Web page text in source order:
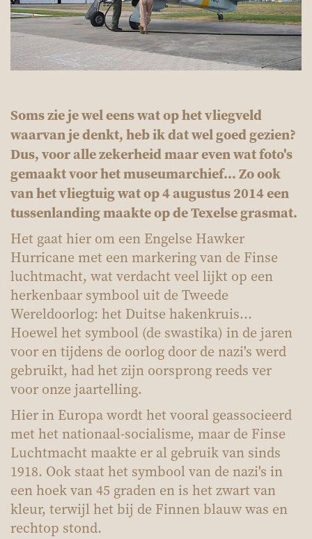
Soms zie je wel eens wat op het vliegveld
waarvan je denkt, heb ik dat wel goed gezien?
Dus, voor alle zekerheid maar even wat foto's
gemaakt voor het museumarchief... Zo ook
van het vliegtuig wat op 4 augustus 2014 een
tussenlanding maakte op de Texelse grasmat.
Het gaat hier om een Engelse Hawker
Hurricane met een markering van de Finse
luchtmacht, wat verdacht veel lijkt op een
herkenbaar symbool uit de Tweede
Wereldoorlog: het Duitse hakenkruis...
Hoewel het symbool (de swastika) in de jaren
voor en tijdens de oorlog door de nazi's werd
gebruikt, had het zijn oorsprong reeds ver
voor onze jaartelling.
Hier in Europa wordt het vooral geassocieerd
met het nationaal-socialisme, maar de Finse
Luchtmacht maakte er al gebruik van sinds
1918. Ook staat het symbool van de nazi's in
een hoek van 45 graden en is het zwart van
kleur, terwijl het bij de Finnen blauw was en
rechtop stond.